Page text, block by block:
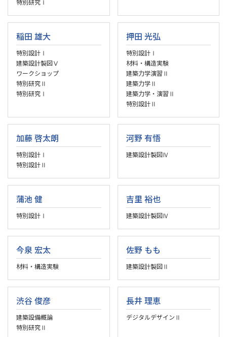
稲田 雄大
特別設計Ⅰ
建築設計製図Ⅴ
ワークショップ
特別研究Ⅱ
特別研究Ⅰ
押田 光弘
特別設計Ⅰ
材料・構造実験
建築力学演習Ⅱ
建築力学Ⅱ
建築力学・演習Ⅱ
特別設計Ⅱ
加藤 啓太朗
特別設計Ⅰ
特別設計Ⅱ
河野 有悟
建築設計製図Ⅳ
蒲池 健
特別設計Ⅰ
吉里 裕也
建築設計製図Ⅳ
今泉 宏太
材料・構造実験
佐野 もも
建築設計製図Ⅱ
渋谷 俊彦
建築設備概論
特別研究Ⅱ
長井 理恵
デジタルデザインⅡ